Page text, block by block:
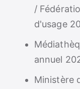
/
d'usage
annuel
Ministère